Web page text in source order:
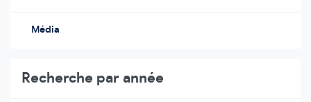
Média
Recherche par année